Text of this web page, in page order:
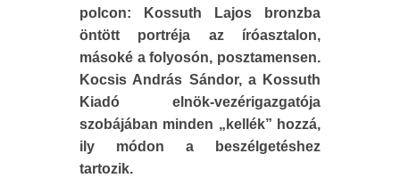
polcon: Kossuth Lajos bronzba
öntött portréja az íróasztalon,
másoké a folyosón, posztamensen.
Kocsis András Sándor, a Kossuth
Kiadó elnök-vezérigazgatója
szobájában minden „kellék” hozzá,
ily módon a beszélgetéshez
tartozik.